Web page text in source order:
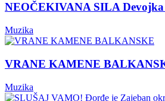
NEOČEKIVANA SILA Devojka
Muzika
VRANE KAMENE
Muzika